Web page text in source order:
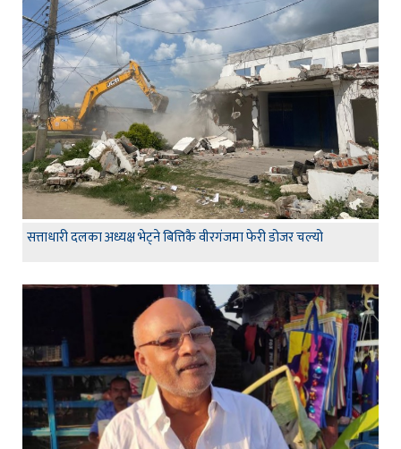
सत्ताधारी दलका अध्यक्ष भेट्ने बित्तिकै वीरगंजमा फेरी डोजर चल्यो